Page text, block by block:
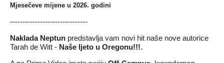
Mjesečeve mijene u 2026. godini
-------------------------------
Naklada Neptun predstavlja vam novi hit naše nove autorice
Tarah de Witt - Naše ljeto u Oregonu!!!.